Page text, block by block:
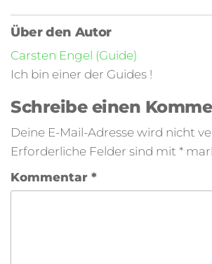
Über den Autor
Carsten Engel (Guide)
Ich bin einer der Guides !
Schreibe einen
Deine E-Mail-Adresse wird nicht
Erforderliche Felder sind mit *
Kommentar *